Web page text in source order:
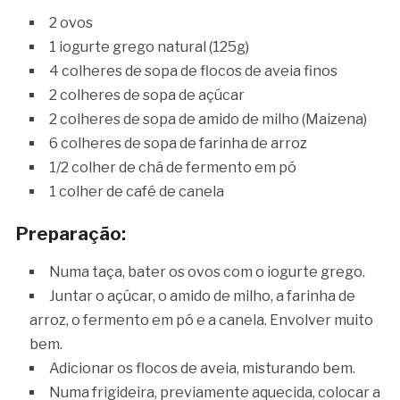
2 ovos
1 iogurte grego natural (125g)
4 colheres de sopa de flocos de aveia finos
2 colheres de sopa de açúcar
2 colheres de sopa de amido de milho (Maizena)
6 colheres de sopa de farinha de arroz
1/2 colher de chá de fermento em pó
1 colher de café de canela
Preparação:
Numa taça, bater os ovos com o iogurte grego.
Juntar o açúcar, o amido de milho, a farinha de
arroz, o fermento em pó e a canela. Envolver muito
bem.
Adicionar os flocos de aveia, misturando bem.
Numa frigideira, previamente aquecida, colocar a